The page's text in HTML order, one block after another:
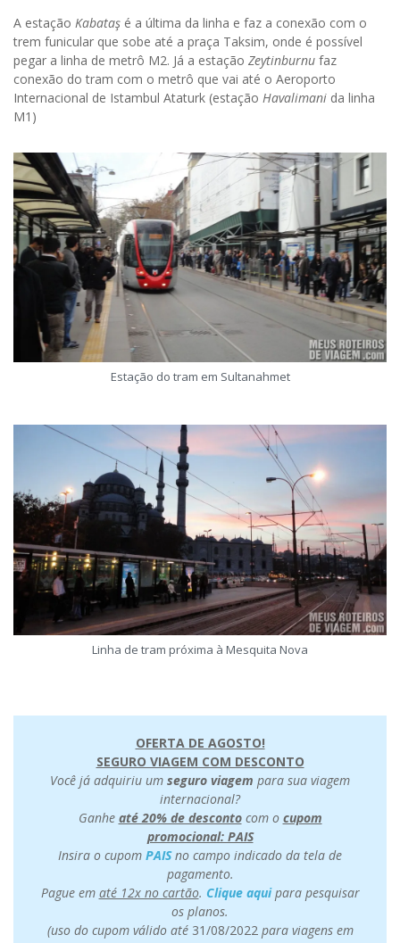
A estação Kabataş é a última da linha e faz a conexão com o
trem funicular que sobe até a praça Taksim, onde é possível
pegar a linha de metrô M2. Já a estação Zeytinburnu faz
conexão do tram com o metrô que vai até o Aeroporto
Internacional de Istambul Ataturk (estação Havalimani da linha
M1)
Estação do tram em Sultanahmet
Linha de tram próxima à Mesquita Nova
OFERTA DE AGOSTO!
SEGURO VIAGEM COM DESCONTO
Você já adquiriu um seguro viagem para sua viagem
internacional?
Ganhe até 20% de descontocom o cupom
promocional: PAIS
Insira o cupom PAISno campo indicado da tela de
pagamento.
Pague em até 12x no cartão. Clique aquipara pesquisar
os planos.
(uso do cupom válido até 31/08/2022para viagens em